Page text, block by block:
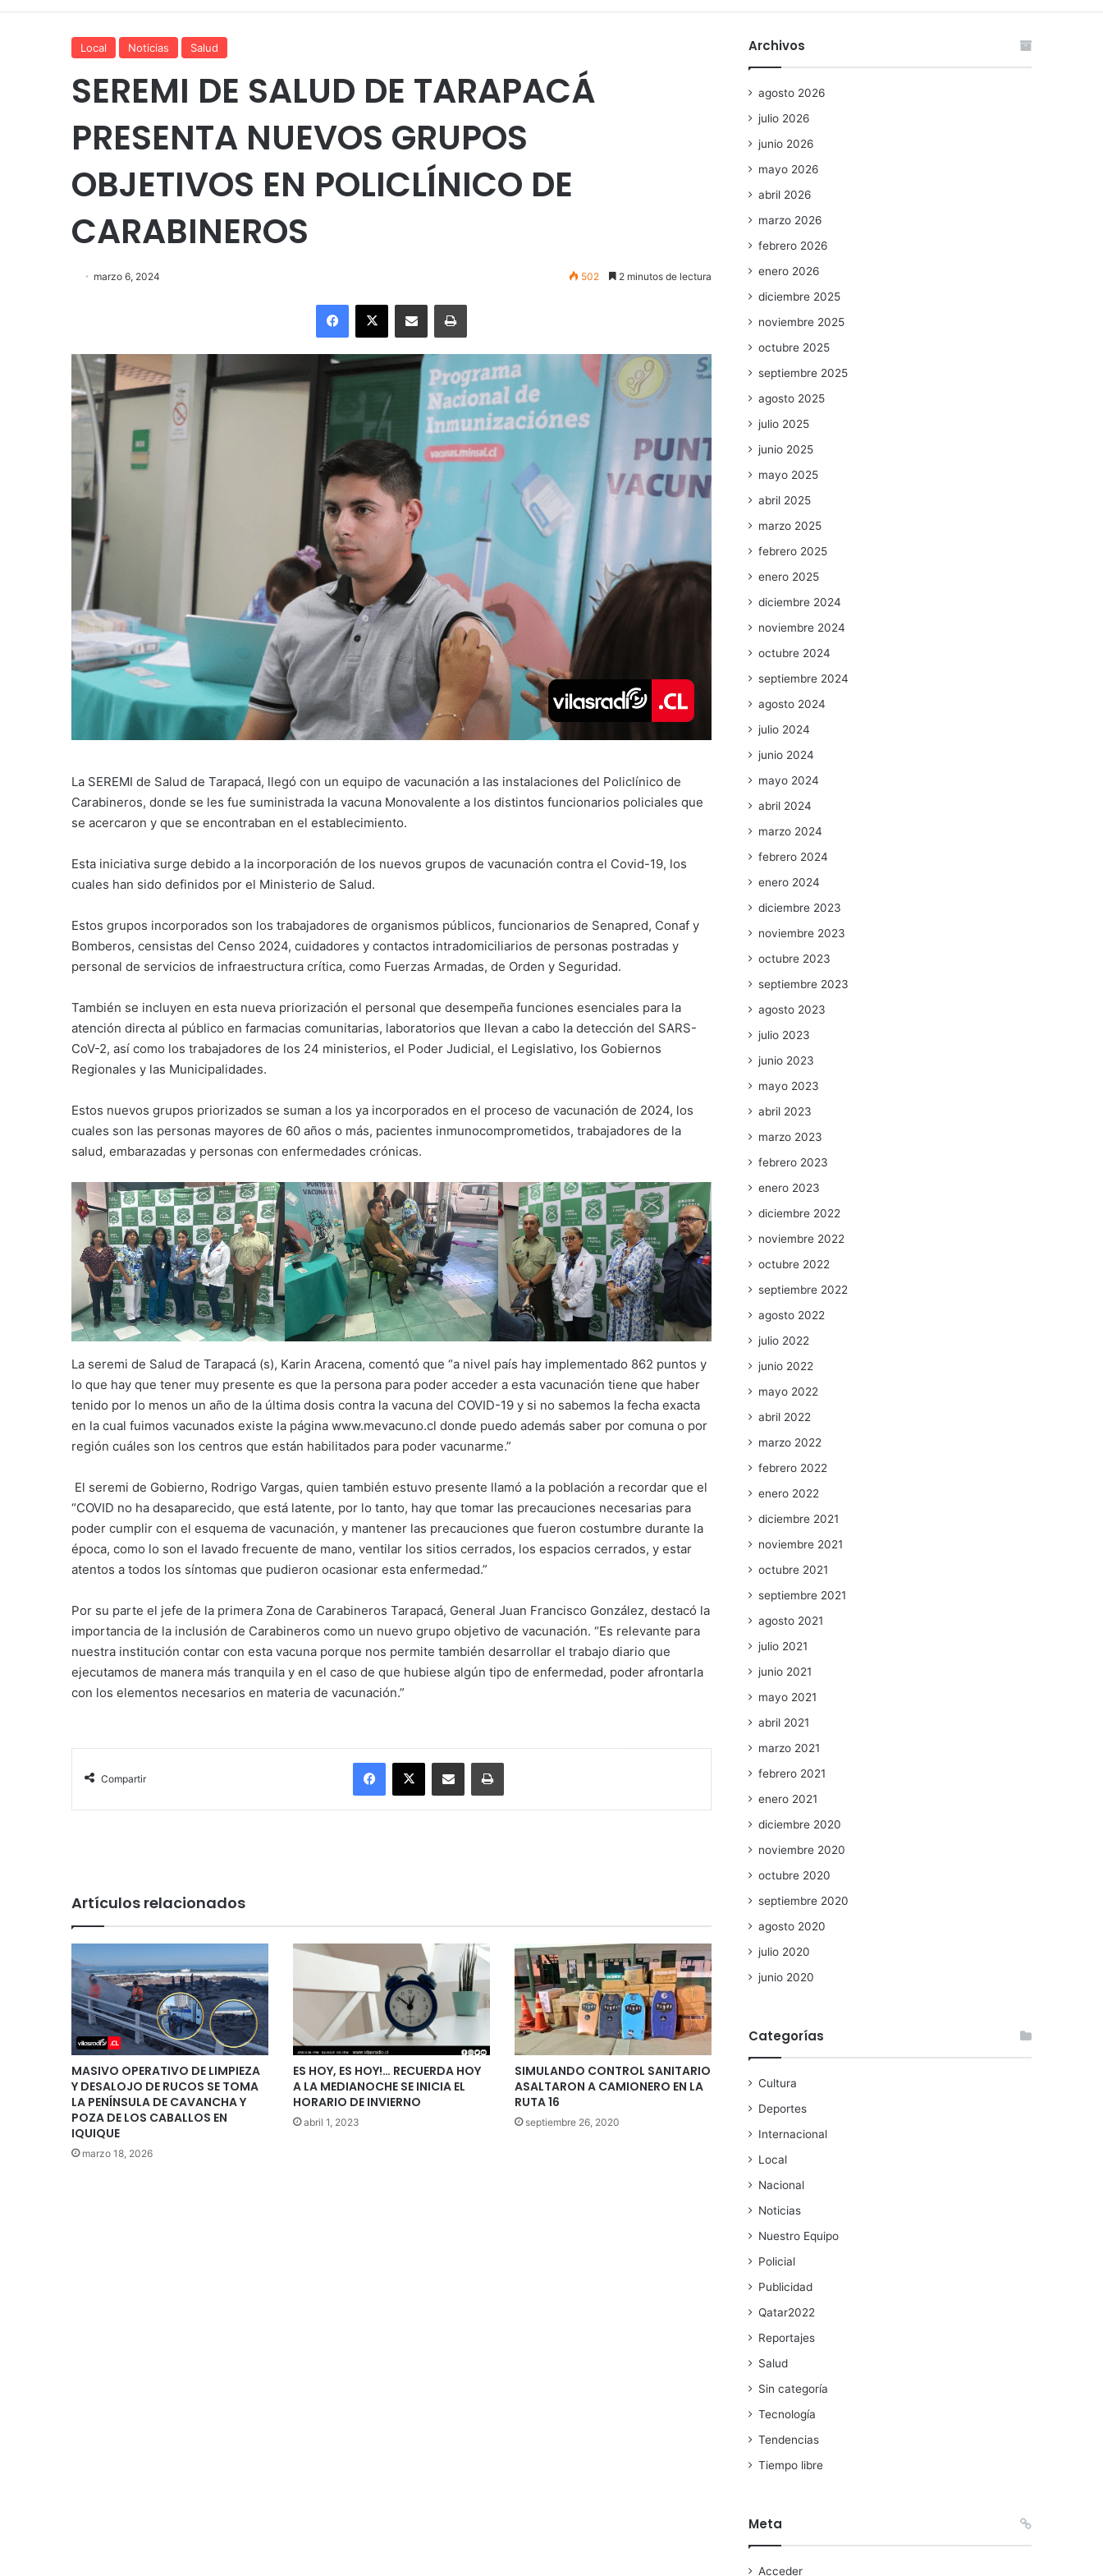
Local Noticias Salud
SEREMI DE SALUD DE TARAPACÁ
PRESENTA NUEVOS GRUPOS
OBJETIVOS EN POLICLÍNICO DE
CARABINEROS
marzo 6, 2024 502 2 minutos de lectura
Facebook
X Enviar vía email Imprimir
La SEREMI de Salud de Tarapacá, llegó con un equipo de vacunación a las instalaciones del Policlínico de
Carabineros, donde se les fue suministrada la vacuna Monovalente a los distintos funcionarios policiales que
se acercaron y que se encontraban en el establecimiento.
Esta iniciativa surge debido a la incorporación de los nuevos grupos de vacunación contra el Covid-19, los
cuales han sido definidos por el Ministerio de Salud.
Estos grupos incorporados son los trabajadores de organismos públicos, funcionarios de Senapred, Conaf y
Bomberos, censistas del Censo 2024, cuidadores y contactos intradomiciliarios de personas postradas y
personal de servicios de infraestructura crítica, como Fuerzas Armadas, de Orden y Seguridad.
También se incluyen en esta nueva priorización el personal que desempeña funciones esenciales para la
atención directa al público en farmacias comunitarias, laboratorios que llevan a cabo la detección del SARS-
CoV-2, así como los trabajadores de los 24 ministerios, el Poder Judicial, el Legislativo, los Gobiernos
Regionales y las Municipalidades.
Estos nuevos grupos priorizados se suman a los ya incorporados en el proceso de vacunación de 2024, los
cuales son las personas mayores de 60 años o más, pacientes inmunocomprometidos, trabajadores de la
salud, embarazadas y personas con enfermedades crónicas.
La seremi de Salud de Tarapacá (s), Karin Aracena, comentó que “a nivel país hay implementado 862 puntos y
lo que hay que tener muy presente es que la persona para poder acceder a esta vacunación tiene que haber
tenido por lo menos un año de la última dosis contra la vacuna del COVID-19 y si no sabemos la fecha exacta
en la cual fuimos vacunados existe la página www.mevacuno.cl donde puedo además saber por comuna o por
región cuáles son los centros que están habilitados para poder vacunarme.”
El seremi de Gobierno, Rodrigo Vargas, quien también estuvo presente llamó a la población a recordar que el
“COVID no ha desaparecido, que está latente, por lo tanto, hay que tomar las precauciones necesarias para
poder cumplir con el esquema de vacunación, y mantener las precauciones que fueron costumbre durante la
época, como lo son el lavado frecuente de mano, ventilar los sitios cerrados, los espacios cerrados, y estar
atentos a todos los síntomas que pudieron ocasionar esta enfermedad.”
Por su parte el jefe de la primera Zona de Carabineros Tarapacá, General Juan Francisco González, destacó la
importancia de la inclusión de Carabineros como un nuevo grupo objetivo de vacunación. “Es relevante para
nuestra institución contar con esta vacuna porque nos permite también desarrollar el trabajo diario que
ejecutamos de manera más tranquila y en el caso de que hubiese algún tipo de enfermedad, poder afrontarla
con los elementos necesarios en materia de vacunación.”
Compartir
Facebook
X Enviar vía email Imprimir
Artículos relacionados
MASIVO OPERATIVO DE LIMPIEZA
Y DESALOJO DE RUCOS SE TOMA
LA PENÍNSULA DE CAVANCHA Y
POZA DE LOS CABALLOS EN
IQUIQUE
marzo 18, 2026
ES HOY, ES HOY!… RECUERDA HOY
A LA MEDIANOCHE SE INICIA EL
HORARIO DE INVIERNO
abril 1, 2023
SIMULANDO CONTROL SANITARIO
ASALTARON A CAMIONERO EN LA
RUTA 16
septiembre 26, 2020
Archivos
agosto 2026
julio 2026
junio 2026
mayo 2026
abril 2026
marzo 2026
febrero 2026
enero 2026
diciembre 2025
noviembre 2025
octubre 2025
septiembre 2025
agosto 2025
julio 2025
junio 2025
mayo 2025
abril 2025
marzo 2025
febrero 2025
enero 2025
diciembre 2024
noviembre 2024
octubre 2024
septiembre 2024
agosto 2024
julio 2024
junio 2024
mayo 2024
abril 2024
marzo 2024
febrero 2024
enero 2024
diciembre 2023
noviembre 2023
octubre 2023
septiembre 2023
agosto 2023
julio 2023
junio 2023
mayo 2023
abril 2023
marzo 2023
febrero 2023
enero 2023
diciembre 2022
noviembre 2022
octubre 2022
septiembre 2022
agosto 2022
julio 2022
junio 2022
mayo 2022
abril 2022
marzo 2022
febrero 2022
enero 2022
diciembre 2021
noviembre 2021
octubre 2021
septiembre 2021
agosto 2021
julio 2021
junio 2021
mayo 2021
abril 2021
marzo 2021
febrero 2021
enero 2021
diciembre 2020
noviembre 2020
octubre 2020
septiembre 2020
agosto 2020
julio 2020
junio 2020
Categorías
Cultura
Deportes
Internacional
Local
Nacional
Noticias
Nuestro Equipo
Policial
Publicidad
Qatar2022
Reportajes
Salud
Sin categoría
Tecnología
Tendencias
Tiempo libre
Meta
Acceder